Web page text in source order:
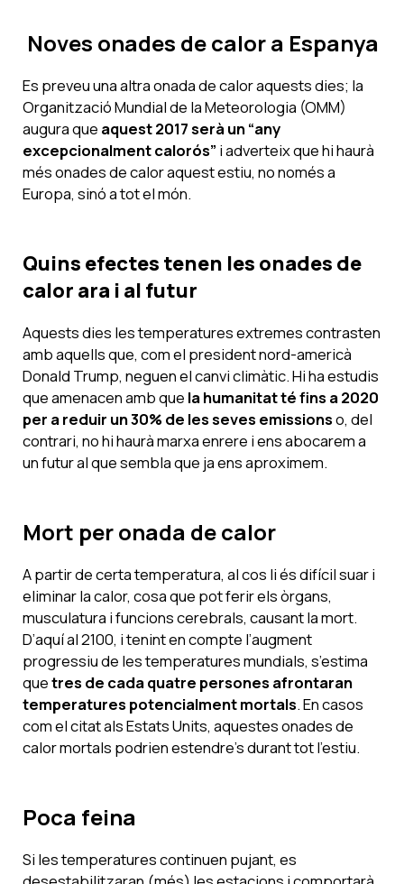
Noves onades de calor a Espanya
Es preveu una altra onada de calor aquests dies; la
Organització Mundial de la Meteorologia (OMM)
augura que aquest 2017 serà un “any
excepcionalment calorós” i adverteix que hi haurà
més onades de calor aquest estiu, no només a
Europa, sinó a tot el món.
Quins efectes tenen les onades de
calor ara i al futur
Aquests dies les temperatures extremes contrasten
amb aquells que, com el president nord-americà
Donald Trump, neguen el canvi climàtic. Hi ha estudis
que amenacen amb que la humanitat té fins a 2020
per a reduir un 30% de les seves emissionso, del
contrari, no hi haurà marxa enrere i ens abocarem a
un futur al que sembla que ja ens aproximem.
Mort per onada de calor
A partir de certa temperatura, al cos li és difícil suar i
eliminar la calor, cosa que pot ferir els òrgans,
musculatura i funcions cerebrals, causant la mort.
D’aquí al 2100, i tenint en compte l’augment
progressiu de les temperatures mundials, s’estima
quetres de cada quatre persones afrontaran
temperatures potencialment mortals. En casos
com el citat als Estats Units, aquestes onades de
calor mortals podrien estendre’s durant tot l’estiu.
Poca feina
Si les temperatures continuen pujant, es